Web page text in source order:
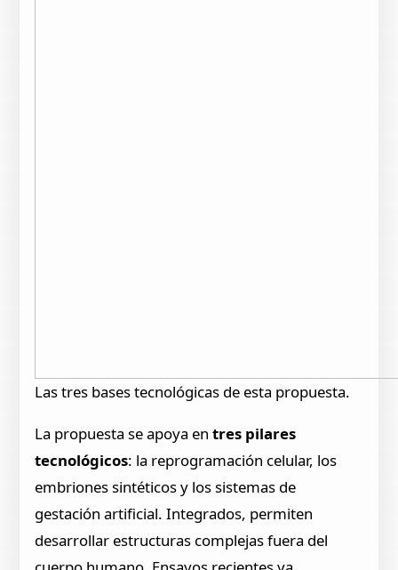
Las tres bases tecnológicas de esta propuesta.
La propuesta se apoya entres pilares
tecnológicos: la reprogramación celular, los
embriones sintéticos y los sistemas de
gestación artificial. Integrados, permiten
desarrollar estructuras complejas fuera del